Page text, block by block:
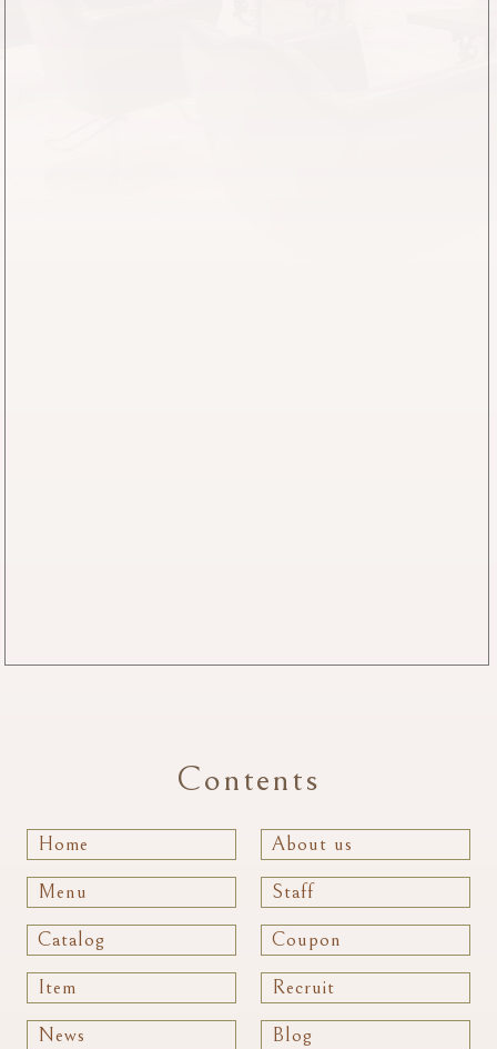
Contents
Home About us
Menu Staff
Catalog Coupon
Item Recruit
News Blog